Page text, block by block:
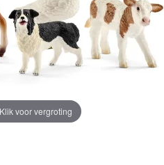
Klik voor vergroting